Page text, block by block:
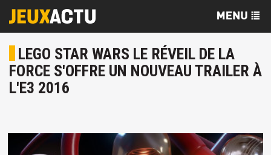
LEGO STAR WARS LE RÉVEIL DE LA
FORCE S'OFFRE UN NOUVEAU TRAILER À
L'E3 2016